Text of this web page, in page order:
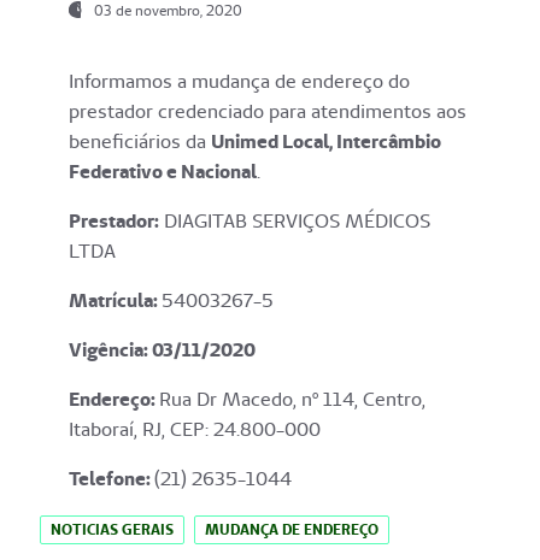
03 de novembro, 2020
Informamos a mudança de endereço do
prestador credenciado para atendimentos aos
beneficiários da Unimed Local, Intercâmbio
Federativo e Nacional.
Prestador: DIAGITAB SERVIÇOS MÉDICOS
LTDA
Matrícula:54003267-5
Vigência: 03/11/2020
Endereço:Rua Dr Macedo, nº 114, Centro,
Itaboraí, RJ, CEP: 24.800-000
Telefone:(21) 2635-1044
NOTICIAS GERAIS MUDANÇA DE ENDEREÇO